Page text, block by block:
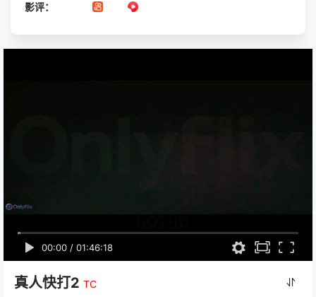
影评：
00:00 / 01:46:18
真人快打2 TC